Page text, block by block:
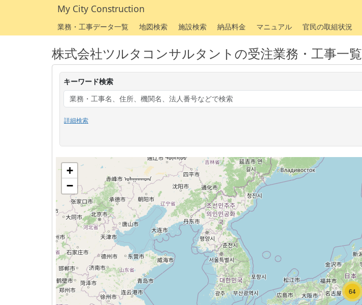
My City Construction
業務・工事データ一覧
地図検索 施設検索 納品料金 マニュアル 官民の取組状況
株式会社ツルタコンサルタントの受注業務・工事一覧
キーワード検索
詳細検索
7
55
64
+
−